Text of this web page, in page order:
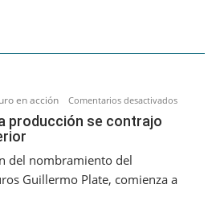
en acción Comentarios desactivadosen
producción se contrajo
del nombramiento del
Guillermo Plate, comienza a